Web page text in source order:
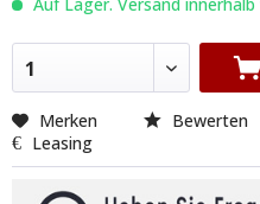
1
Merken Bewerten
Leasing